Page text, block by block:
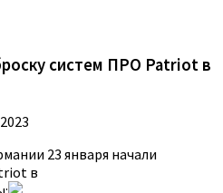
систем ПРО Patriot в
23 января начали
в